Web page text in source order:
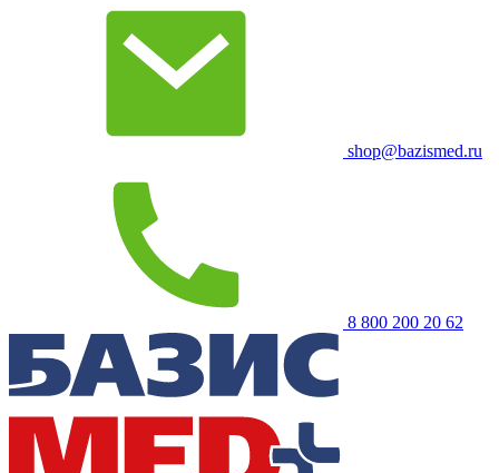
shop@bazismed.ru
8 800 200 20 62